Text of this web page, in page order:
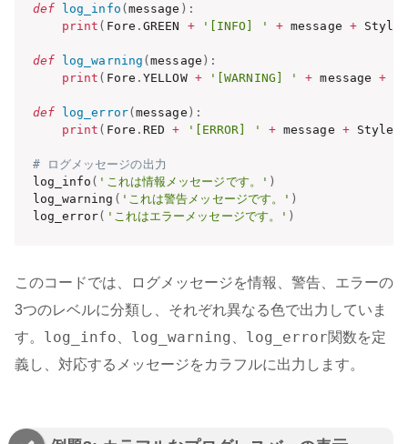
def
log_info ( message ) :
print ( Fore .GREEN + '[INFO] ' + message + Style
def log_warning (message ) :
print ( Fore .YELLOW + '[WARNING] ' + message +
def log_error( message ) :
print ( Fore . RED + '[ERROR] ' + message + Style
# ログメッセージの出力
log_info ( 'これは情報メッセージです。' )
log_warning ( 'これは警告メッセージです。' )
log_error( 'これはエラーメッセージです。' )
このコードでは、ログメッセージを情報、警告、エラーの
3つのレベルに分類し、それぞれ異なる色で出力していま
す。 log_info log_warning log_error関数を定
義し、対応するメッセージをカラフルに出力します。